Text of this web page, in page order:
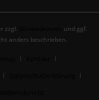
zzgl.
und ggf.
anders beschrieben.